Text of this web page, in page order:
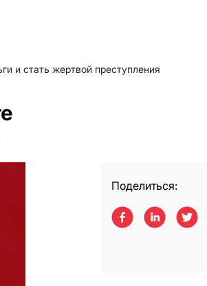
и стать жертвой преступления
Поделиться: